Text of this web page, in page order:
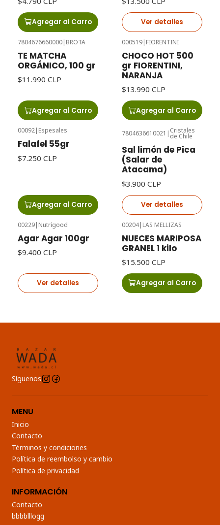
Agregar al Carro Ver detalles
7804676660000| BROTA
TE MATCHA
ORGÁNICO, 100 gr
$11.990 CLP
Agregar al Carro
000519| FIORENTINI
CHOCO HOT 500
gr FIORENTINI,
NARANJA
$13.990 CLP
Agregar al Carro
00092| Espesales
Falafel 55gr
$7.250 CLP
Agregar al Carro
7804636610021 | Cristales
de Chile
Sal limón de Pica
(Salar de
Atacama)
$3.900 CLP
Ver detalles
00229| Nutrigood
Agar Agar 100gr
$9.400 CLP
Ver detalles
00204| LAS MELLIZAS
NUECES MARIPOSA
GRANEL 1 kilo
$15.500 CLP
Agregar al Carro
Síguenos
MENU
Inicio
Contacto
Términos y condiciones
Política de reembolso y cambio
Política de privacidad
INFORMACIÓN
Contacto
bbbblllogg